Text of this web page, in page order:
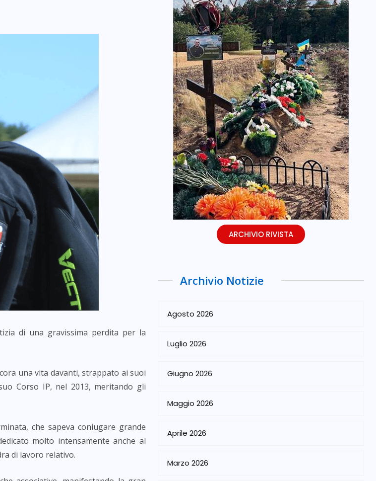
di una gravissima perdita per la
una vita davanti, strappato ai suoi
Corso IP, nel 2013, meritando gli
che sapeva coniugare grande
molto intensamente anche al
di lavoro relativo.
ARCHIVIO RIVISTA
Archivio Notizie
Agosto 2026
Luglio 2026
Giugno 2026
Maggio 2026
Aprile 2026
Marzo 2026